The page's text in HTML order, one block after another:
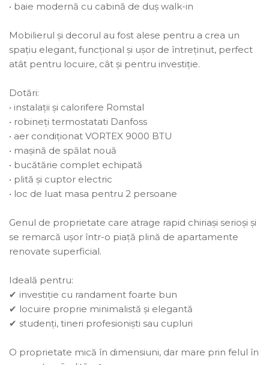
• baie modernă cu cabină de duș walk-in
Mobilierul și decorul au fost alese pentru a crea un
spațiu elegant, funcțional și ușor de întreținut, perfect
atât pentru locuire, cât și pentru investiție.
Dotări:
• instalații și calorifere Romstal
• robineți termostatati Danfoss
• aer condiționat VORTEX 9000 BTU
• mașină de spălat nouă
• bucătărie complet echipată
• plită și cuptor electric
• loc de luat masa pentru 2 persoane
Genul de proprietate care atrage rapid chiriași serioși și
se remarcă ușor într-o piață plină de apartamente
renovate superficial.
Ideală pentru:
✔ investiție cu randament foarte bun
✔ locuire proprie minimalistă și elegantă
✔ studenți, tineri profesioniști sau cupluri
O proprietate mică în dimensiuni, dar mare prin felul în